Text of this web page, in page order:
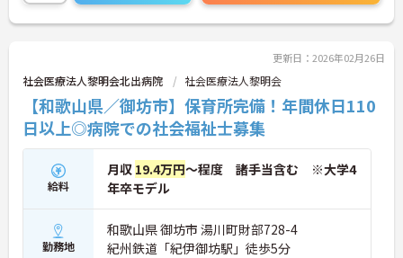
更新日：2026年02月26日
社会医療法人黎明会北出病院 社会医療法人黎明会
【和歌山県／御坊市】保育所完備！年間休日110
日以上◎病院での社会福祉士募集
給料
月収 19.4万円～程度 諸手当含む ※大学4
年卒モデル
勤務地
和歌山県 御坊市 湯川町財部728-4
紀州鉄道「紀伊御坊駅」徒歩5分